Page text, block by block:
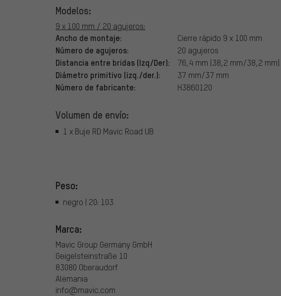
Modelos:
9 x 100 mm / 20 agujeros:
Ancho de montaje: Cierre rápido 9 x 100 mm
Número de agujeros: 20 agujeros
Distancia entre bridas (Izq/Der): 76,4 mm (38,2 mm/38,2 mm)
Diámetro primitivo (izq./der.): 37 mm/37 mm
Número de fabricante: H3860120
Volumen de envío:
1 x Buje RD Mavic Road UB
Peso:
negro | 20: 103
Marca:
Mavic Group Germany GmbH
Geigelsteinstraße 10
83080 Oberaudorf
Alemania
info@mavic.com